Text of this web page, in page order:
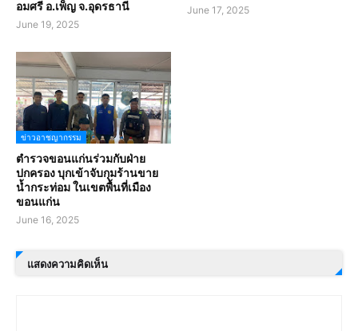
อมศรี อ.เพ็ญ จ.อุดรธานี
June 19, 2025
June 17, 2025
ข่าวอาชญากรรม
ตำรวจขอนแก่นร่วมกับฝ่าย
ปกครอง บุกเข้าจับกุมร้านขาย
น้ำกระท่อม ในเขตพื้นที่เมือง
ขอนแก่น
June 16, 2025
แสดงความคิดเห็น